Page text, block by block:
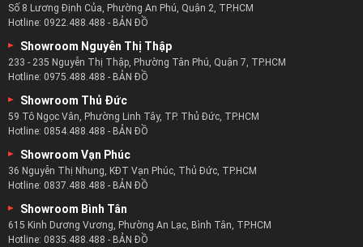
Số 8 Lương Định Của, Phường An Phú, Quận 2, TP.HCM
Hotline: 0922.488.488 - BẢN ĐỒ
Showroom Nguyễn Thị Thập
233 - 235 Nguyễn Thị Thập, Phường Tân Phú, Quận 7, TP.HCM
Hotline: 0975.488.488 - BẢN ĐỒ
Showroom Thủ Đức
59 Tô Ngọc Vân, Phường Linh Tây, TP. Thủ Đức, TP.HCM
Hotline: 0854.488.488 - BẢN ĐỒ
Showroom Vạn Phúc
36 Nguyễn Thị Nhung, KĐT Vạn Phúc, Thủ Đức, TP.HCM
Hotline: 0837.488.488 - BẢN ĐỒ
Showroom Bình Tân
615 Kinh Dương Vương, Phường An Lạc, Bình Tân, TP.HCM
Hotline: 0835.488.488 - BẢN ĐỒ